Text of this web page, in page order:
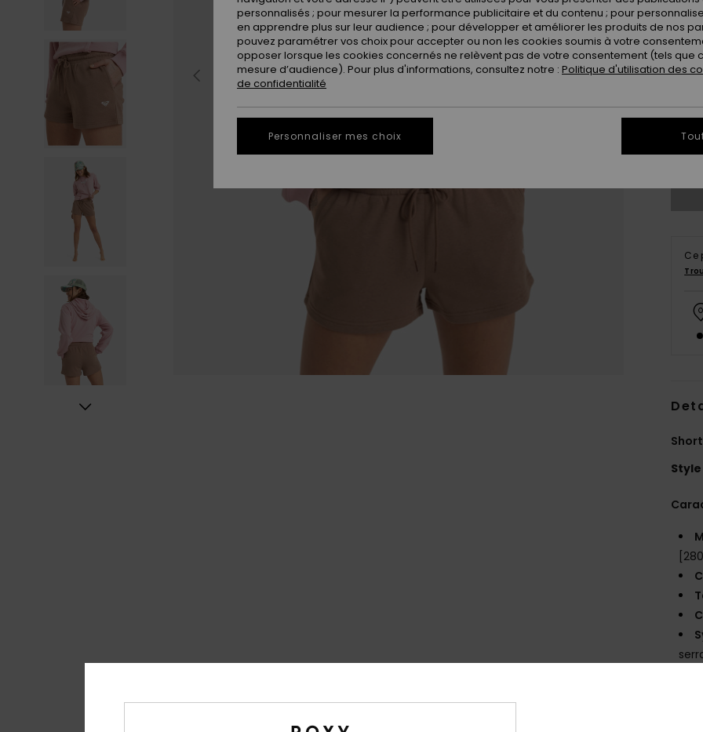
XS
Ce
Style
personnalisés ; pour mesurer la performance publicitaire et du contenu ; pour
en apprendre plus sur leur audience ; pour développer et améliorer les produits de nos
pouvez paramétrer vos choix pour accepter ou non les cookies soumis à votre
opposer lorsque les cookies concernés ne relèvent pas de votre consentement (tels que
mesure d’audience). Pour plus d'informations, consultez notre : Politique d'utilisation des
de confidentialité
Personnaliser mes choix